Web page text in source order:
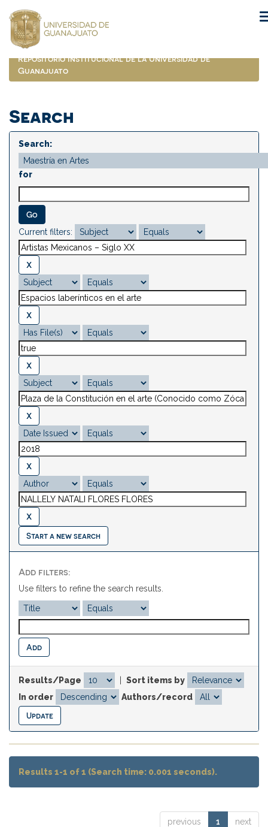
navigation
Repositorio Institucional de la Universidad de
Guanajuato
Search
Search:
for
Current filters:
Start a new search
Add filters:
Use filters to refine the search results.
Results/Page
Sort items by
In order
Authors/record
Results 1-1 of 1 (Search time: 0.001 seconds).
previous 1 next